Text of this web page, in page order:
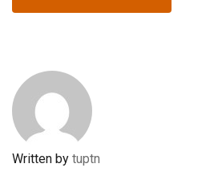
Written by tuptn